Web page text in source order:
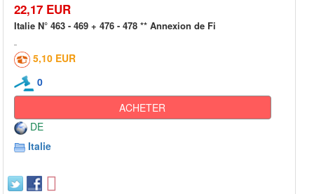
22,17 EUR
Italie N° 463 - 469 + 476 - 478 ** Annexion de Fi
5,10 EUR
0
ACHETER
DE
Italie